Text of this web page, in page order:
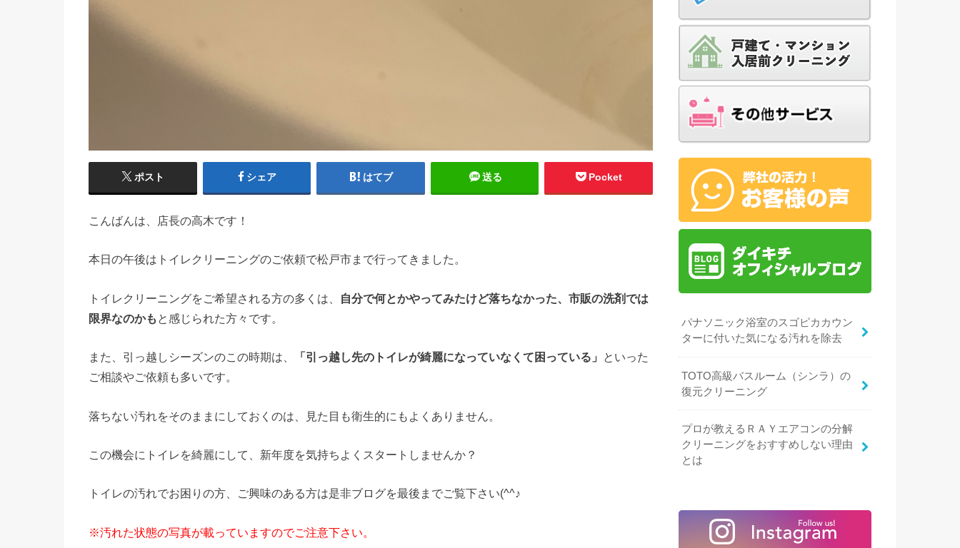
ポスト シェア はてブ 送る Pocket
こんばんは、店長の高木です！
本日の午後はトイレクリーニングのご依頼で松戸市まで行ってきました。
トイレクリーニングをご希望される方の多くは、 自分で何とかやってみたけど落ちなかった、 市販の洗剤では
限界なのかも と感じられた方々です。
また、引っ越しシーズンのこの時期は、 「引っ越し先のトイレが綺麗になっていなくて困っている」
といった
ご相談やご依頼も多いです。
落ちない汚れをそのままにしておくのは、見た目も衛生的にもよくありません。
この機会にトイレを綺麗にして、新年度を気持ちよくスタートしませんか？
トイレの汚れでお困りの方、ご興味のある方は是非ブログを最後までご覧下さい(^^♪
※汚れた状態の写真が載っていますのでご注意下さい。
パナソニック浴室のスゴピカカウン
ターに付いた気になる汚れを除去
TOTO高級バスルーム（シンラ）の
復元クリーニング
プロが教えるＲＡＹエアコンの分解
クリーニングをおすすめしない理由
とは